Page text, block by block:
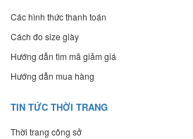
Các hình thức thanh toán
Cách đo size giày
Hướng dẫn tìm mã giảm giá
Hướng dẫn mua hàng
TIN TỨC THỜI TRANG
Thời trang công sở